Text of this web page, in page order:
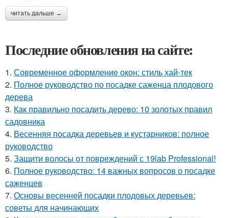
читать дальше →
Последние обновления на сайте:
1. Современное оформление окон: стиль хай-тек
2. Полное руководство по посадке саженца плодового
дерева
3. Как правильно посадить дерево: 10 золотых правил
садовника
4. Весенняя посадка деревьев и кустарников: полное
руководство
5. Защити волосы от повреждений с 19lab Professional!
6. Полное руководство: 14 важных вопросов о посадке
саженцев
7. Основы весенней посадки плодовых деревьев:
советы для начинающих